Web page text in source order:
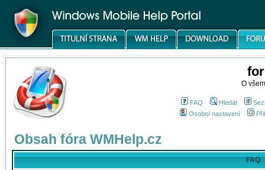
O
FAQ Hledat
Osobní nastavení
Obsah fóra WMHelp.cz
FAQ